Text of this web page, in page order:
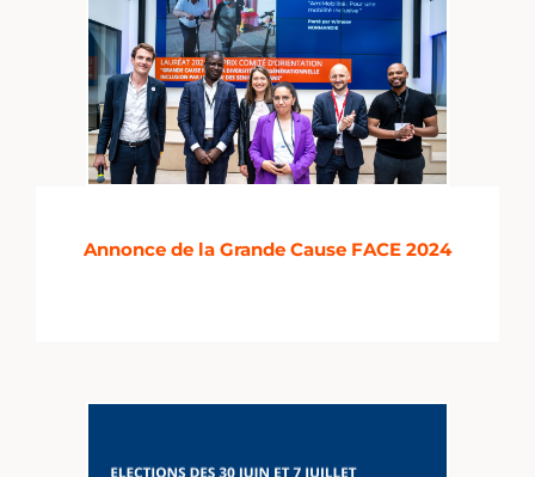
Annonce de la Grande Cause FACE 2024